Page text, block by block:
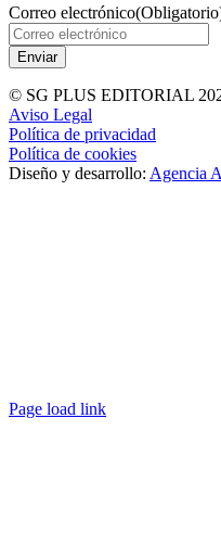
Correo electrónico
© SG PLUS EDITORIAL
Aviso Legal
Política de privacidad
Política de cookies
Diseño y desarrollo: Agencia
Page load link